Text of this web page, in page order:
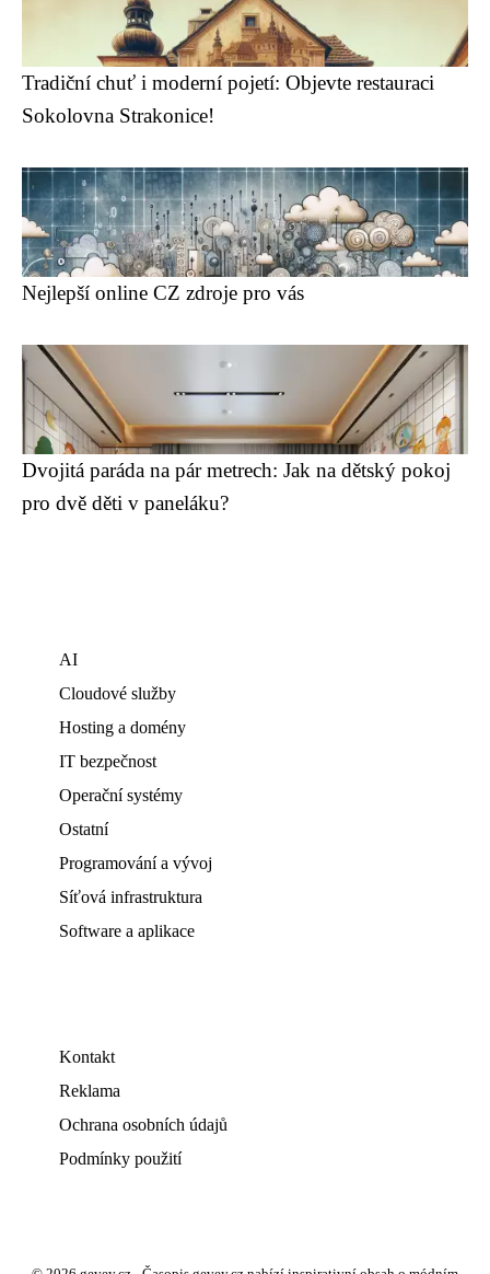
Tradiční chuť i moderní pojetí: Objevte restauraci
Sokolovna Strakonice!
Nejlepší online CZ zdroje pro vás
Dvojitá paráda na pár metrech: Jak na dětský pokoj
pro dvě děti v paneláku?
AI
Cloudové služby
Hosting a domény
IT bezpečnost
Operační systémy
Ostatní
Programování a vývoj
Síťová infrastruktura
Software a aplikace
Kontakt
Reklama
Ochrana osobních údajů
Podmínky použití